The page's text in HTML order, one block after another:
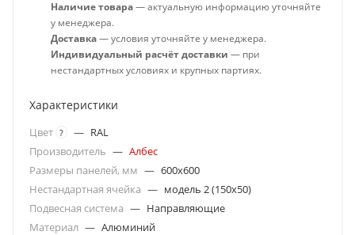
Наличие товара— актуальную информацию уточняйте
у менеджера.
Доставка— условия уточняйте у менеджера.
Индивидуальный расчёт доставки — при
нестандартных условиях и крупных партиях.
Характеристики
Цвет ? — RAL
Производитель — Албес
Размеры панелей, мм — 600x600
Нестандартная ячейка — модель 2 (150х50)
Подвесная система — Направляющие
Материал — Алюминий